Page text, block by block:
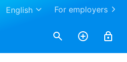
For employers
English